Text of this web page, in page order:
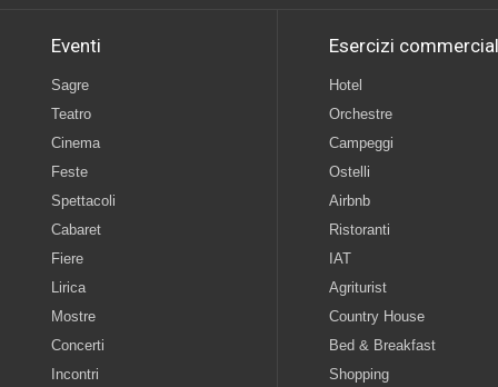
Eventi
Sagre
Teatro
Cinema
Feste
Spettacoli
Cabaret
Fiere
Lirica
Mostre
Concerti
Incontri
Esercizi
Hotel
Orchestre
Campeggi
Ostelli
Airbnb
Ristoranti
IAT
Agriturist
Country House
Bed & Breakfast
Shopping